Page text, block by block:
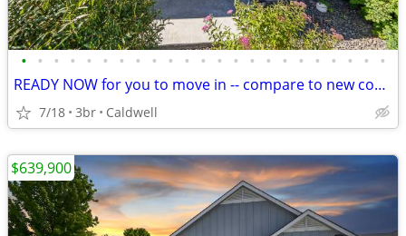
• • • • • • • • • • • • • • • • • • • • • • •
READY NOW for you to move in -- compare to new contruction
7/18 3br Caldwell
$639,900